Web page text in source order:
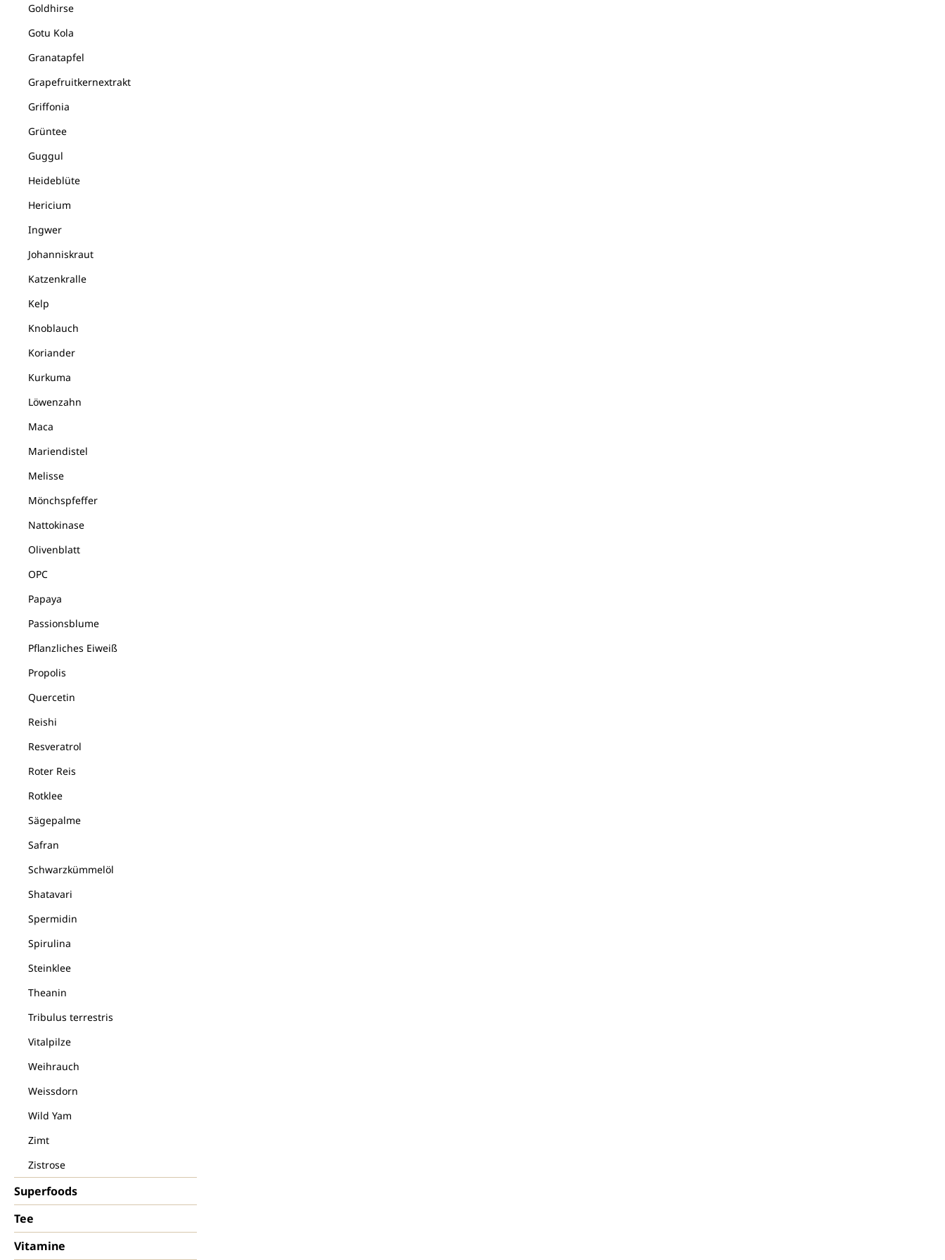
Goldhirse
Gotu Kola
Granatapfel
Grapefruitkernextrakt
Griffonia
Grüntee
Guggul
Heideblüte
Hericium
Ingwer
Johanniskraut
Katzenkralle
Kelp
Knoblauch
Koriander
Kurkuma
Löwenzahn
Maca
Mariendistel
Melisse
Mönchspfeffer
Nattokinase
Olivenblatt
OPC
Papaya
Passionsblume
Pflanzliches Eiweiß
Propolis
Quercetin
Reishi
Resveratrol
Roter Reis
Rotklee
Sägepalme
Safran
Schwarzkümmelöl
Shatavari
Spermidin
Spirulina
Steinklee
Theanin
Tribulus terrestris
Vitalpilze
Weihrauch
Weissdorn
Wild Yam
Zimt
Zistrose
Superfoods
Tee
Vitamine